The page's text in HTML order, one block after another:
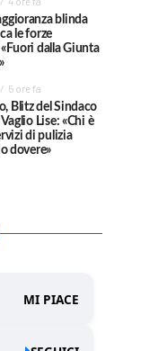
blinda
le forze
dalla Giunta
5 ore fa
Blitz del Sindaco
Lise: «Chi è
di pulizia
dovere»
MI PIACE